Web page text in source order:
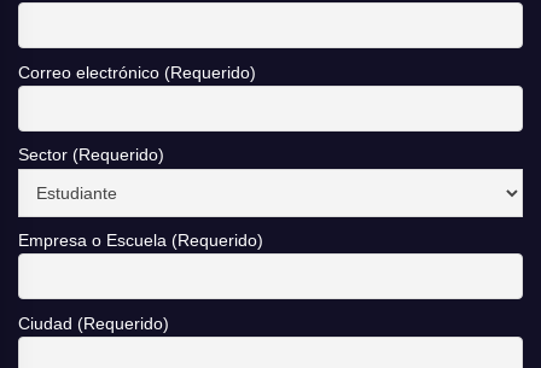
Correo electrónico (Requerido)
Sector (Requerido)
Empresa o Escuela (Requerido)
Ciudad (Requerido)